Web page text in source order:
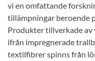
vi en omfattande
tillämpningar beroende
Produkter tillverkade av
ifrån impregnerade
textilfibrer spinns från